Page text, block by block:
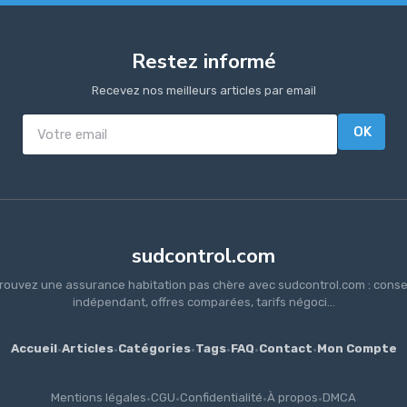
Restez informé
Recevez nos meilleurs articles par email
OK
sudcontrol.com
une assurance habitation pas chère avec sudcontrol.com :
indépendant, offres comparées, tarifs négoci...
Accueil·Articles·Catégories·Tags·FAQ·Contact·Mon Compte
Mentions légales·CGU·Confidentialité·À propos·DMCA